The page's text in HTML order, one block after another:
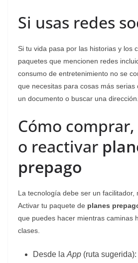
Si usas redes
Si tu vida pasa por las historias y los
paquetes que mencionen redes
consumo de entretenimiento no se
que necesitas para cosas más serias
un documento o buscar una dirección.
Cómo
o reactivar
prepago
La tecnología debe ser un facilitador,
Activar tu paquete de planes
que puedes hacer mientras caminas
clases.
Desde la App (ruta